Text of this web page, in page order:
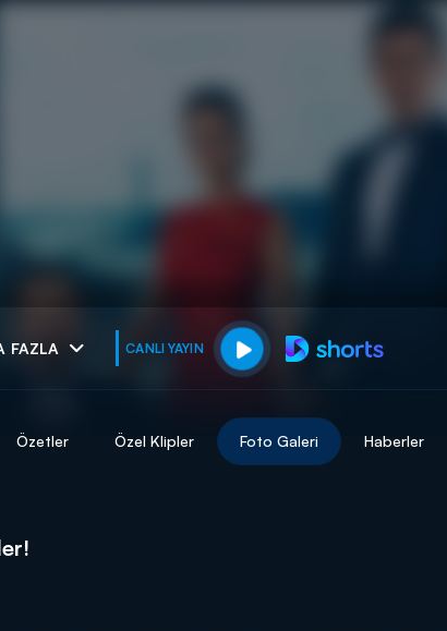
FAZLA CANLI YAYIN
muhteşem ikili
Özetler Özel Klipler Foto Galeri Haberler